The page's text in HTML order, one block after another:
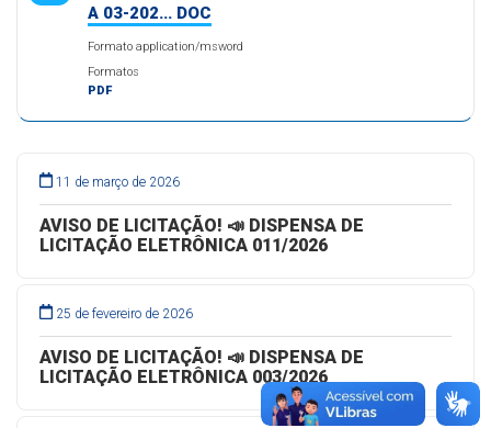
A 03-202... DOC
Formato application/msword
Formatos
PDF
11 de março de 2026
AVISO DE LICITAÇÃO! 📣 DISPENSA DE
LICITAÇÃO ELETRÔNICA 011/2026
25 de fevereiro de 2026
AVISO DE LICITAÇÃO! 📣 DISPENSA DE
LICITAÇÃO ELETRÔNICA 003/2026